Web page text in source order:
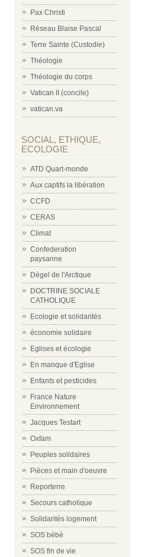
Pax Christi
Réseau Blaise Pascal
Terre Sainte (Custodie)
Théologie
Théologie du corps
Vatican II (concile)
vatican.va
SOCIAL, ETHIQUE,
ECOLOGIE
ATD Quart-monde
Aux captifs la libération
CCFD
CERAS
Climat
Confederation
paysanne
Dégel de l'Arctique
DOCTRINE SOCIALE
CATHOLIQUE
Ecologie et solidarités
économie solidaire
Eglises et écologie
En manque d'Eglise
Enfants et pesticides
France Nature
Environnement
Jacques Testart
Oxfam
Peuples solidaires
Pièces et main d'oeuvre
Reporterre
Secours catholique
Solidarités logement
SOS bébé
SOS fin de vie